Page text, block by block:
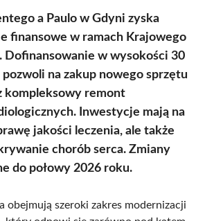
a Paulo w Gdyni zyska
finansowe w ramach Krajowego
Dofinansowanie w wysokości 30
na zakup nowego sprzętu
kompleksowy remont
Inwestycje mają na
jakości leczenia, ale także
chorób serca. Zmiany
do połowy 2026 roku.
obejmują szeroki zakres modernizacji